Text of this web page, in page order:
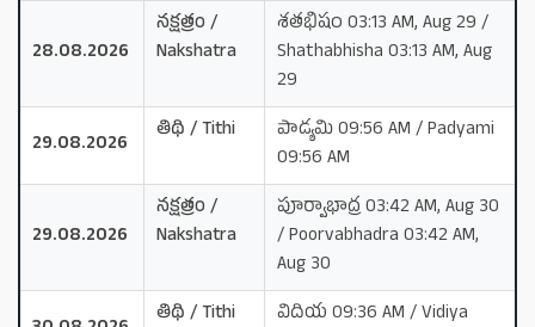
28.08.2026
నక్షత్రం /
Nakshatra
శతభిషం 03:13 AM, Aug 29 /
Shathabhisha 03:13 AM, Aug
29
29.08.2026
తిథి / Tithi
పాడ్యమి 09:56 AM / Padyami
09:56 AM
29.08.2026
నక్షత్రం /
Nakshatra
పూర్వాభాద్ర 03:42 AM, Aug 30
/ Poorvabhadra 03:42 AM,
Aug 30
తిథి / Tithi
విదియ 09:36 AM / Vidiya